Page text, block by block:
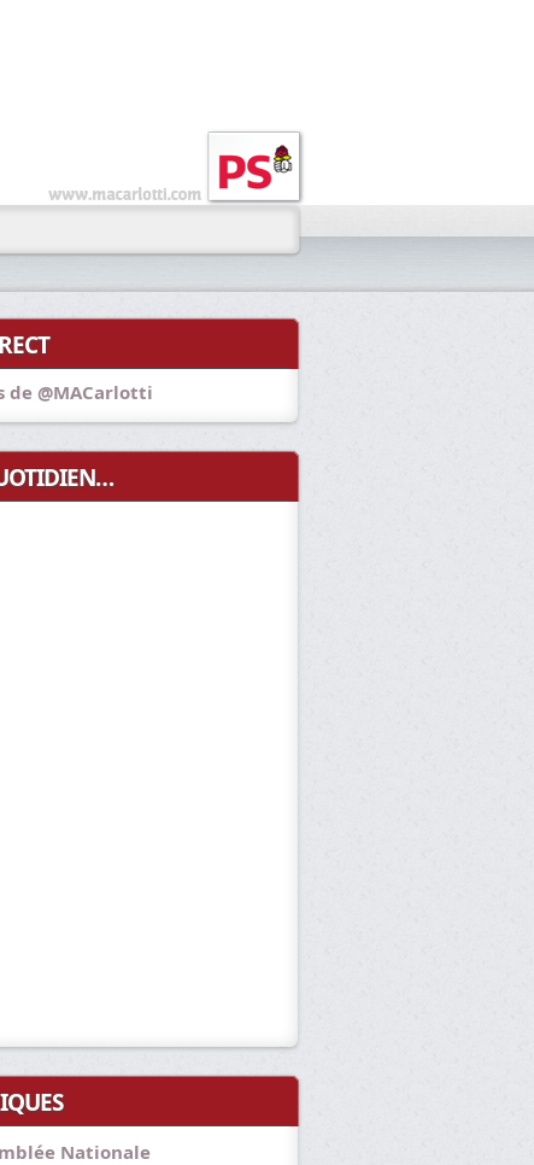
de @MACarlotti
Nationale